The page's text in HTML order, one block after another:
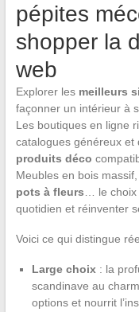
pépites
shopper la
web
Explorer les meilleurs
façonner un intérieur à
Les boutiques en ligne
catalogues généreux et
produits déco
Meubles en bois massif,
pots à fleurs … le
quotidien et réinventer
Voici ce qui distingue
Large choix: la
scandinave au
options et nourrit